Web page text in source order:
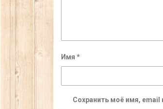
Имя*
Сохранить моё имя, email